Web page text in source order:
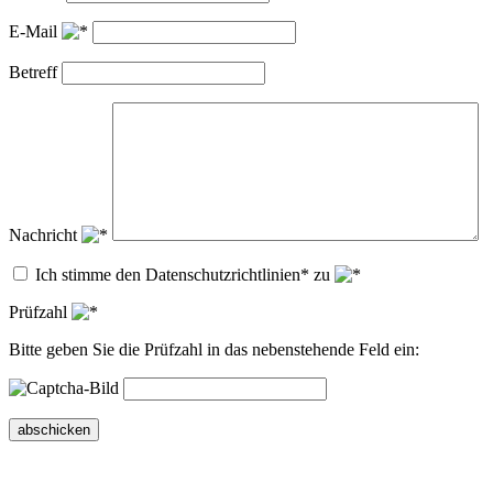
E-Mail
Betreff
Nachricht
Ich stimme den Datenschutzrichtlinien* zu
Prüfzahl
Bitte geben Sie die Prüfzahl in das nebenstehende Feld ein:
abschicken